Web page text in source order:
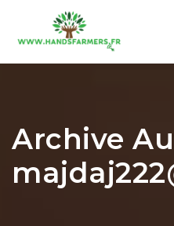
Archive